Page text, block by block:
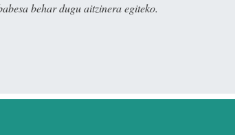
behar dugu aitzinera egiteko.